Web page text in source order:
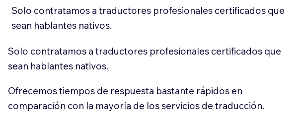
Solo contratamos a traductores profesionales certificados que
sean hablantes nativos.
Solo contratamos a traductores profesionales certificados que
sean hablantes nativos.
Ofrecemos tiempos de respuesta bastante rápidos en
comparación con la mayoría de los servicios de traducción.